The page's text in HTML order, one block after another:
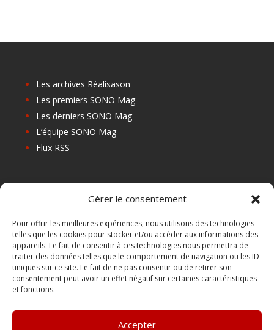
Gérer le consentement
Pour offrir les meilleures expériences, nous utilisons des technologies
telles que les cookies pour stocker et/ou accéder aux informations des
appareils. Le fait de consentir à ces technologies nous permettra de
traiter des données telles que le comportement de navigation ou les ID
uniques sur ce site. Le fait de ne pas consentir ou de retirer son
consentement peut avoir un effet négatif sur certaines caractéristiques
et fonctions.
Accepter
Les archives Réalisason
Les premiers SONO Mag
Les derniers SONO Mag
L’équipe SONO Mag
Flux RSS
Les Centres de Formation
Les Points Relais
Localiser Point Relais
Mon Compte
Contact